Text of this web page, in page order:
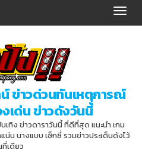
T
e
a
ข่าวด่วนทันเหตุการณ์
งเด่น ข่าวดังวันนี้
เทิง ข่าวดาราวันนี้ ที่ดีที่สุด แนะนำ เกม
น นางแบบ เซ็กซี่ รวมข่าวประเด็นดังไว้
ที่เดียว